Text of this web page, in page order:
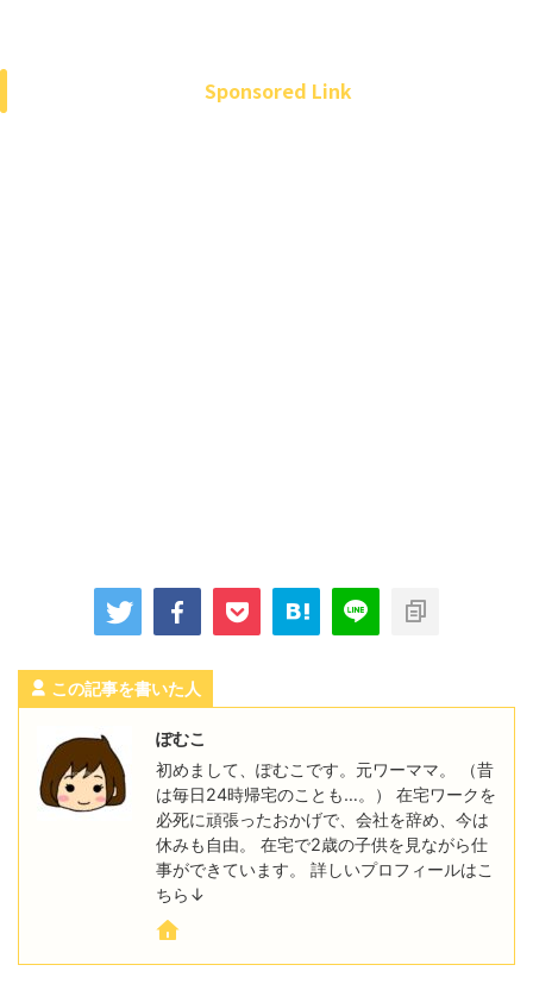
Sponsored Link
この記事を書いた人
ぽむこ
初めまして、ぽむこです。元ワーママ。 （昔
は毎日24時帰宅のことも…。） 在宅ワークを
必死に頑張ったおかげで、会社を辞め、今は
休みも自由。 在宅で2歳の子供を見ながら仕
事ができています。 詳しいプロフィールはこ
ちら↓